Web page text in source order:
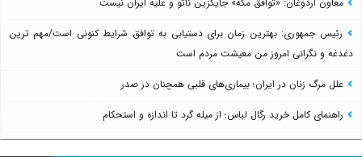
معاون اردوغان: «توافق مکه» جایگزین ناتو و علیه ایران نیست
رئیس جمهوری: بهترین زمان برای دستیابی به توافق شرایط کنونی است/مهم ترین
دغدغه و نگرانی امروز من معیشت مردم است
علل مرگ زنان در ایران؛ بیماری‌های قلبی همچنان در صدر
راهنمای کامل خرید رگال لباس؛ از میله گرد تا اندازه و استحکام